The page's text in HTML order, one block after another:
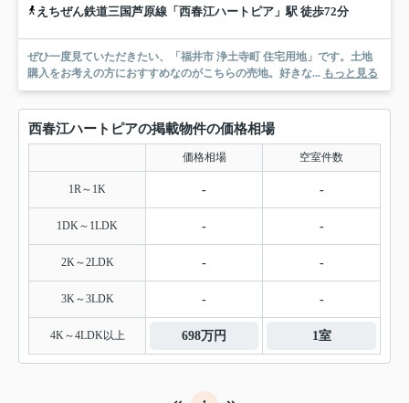
えちぜん鉄道三国芦原線「西春江ハートピア」駅 徒歩72分
ぜひ一度見ていただきたい、「福井市 浄土寺町 住宅用地」です。土地
購入をお考えの方におすすめなのがこちらの売地。好きな... もっと見る
西春江ハートピアの掲載物件の価格相場
価格相場 空室件数
1R～1K - -
1DK～1LDK - -
2K～2LDK - -
3K～3LDK - -
4K～4LDK以上 698万円 1室